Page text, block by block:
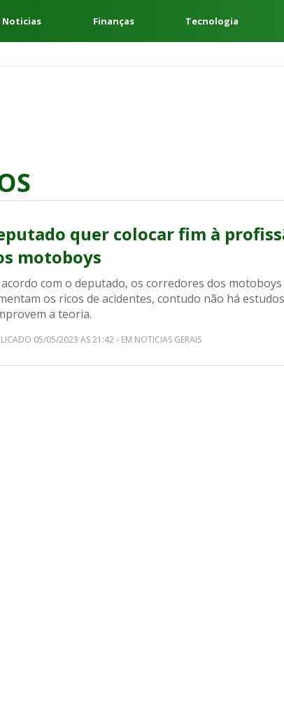
Noticias Finanças Tecnologia
quer colocar fim à
motoboys
acordo com o deputado, os corredores dos motoboys
os ricos de acidentes, contudo não há
a teoria.
05/05/2023 AS 21:42 - EM NOTICIAS GERAIS